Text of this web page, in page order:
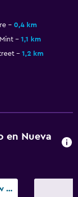
0,4 km
1,1 km
1,2 km
en Nueva
The Ritz-Carlton New Orleans